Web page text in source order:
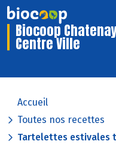
Biocoop
Centre Ville
Accueil
Toutes nos recettes
Tartelettes estivales